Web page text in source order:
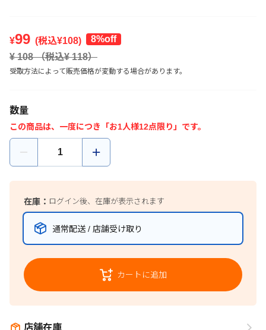
¥99 (税込¥108)
8%off
¥ 108（税込¥118）
受取方法によって販売価格が変動する場合があります。
数量
この商品は、一度につき「お1人様12点限り」です。
在庫： ログイン後、在庫が表示されます
通常配送 / 店舗受け取り
カートに追加
店舗在庫